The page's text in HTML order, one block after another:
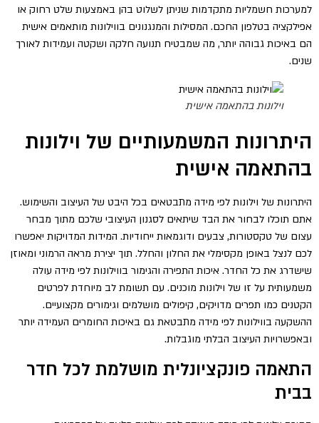
למערכות חשמליות מתקדמות שניתן לשלוט בהן באמצעות שלט רחוק או
אפילקציה בטלפון החכם. המסילות והמנגנונים בווילונות מותאמים אישית
הם באיכות גבוהה יותר, מה שמבטיח תנועה חלקה ושקטה ועמידות לאורך
שנים.
וילונות בהתאמה אישית
היתרונות המשמעותיים של וילונות
בהתאמה אישית
היתרונות של וילונות לפי מידה מתבטאים בכל היבט של העיצוב והשימוש.
אתם תוכלו לבחור את הבד שיתאים לסגנון העיצובי שלכם מתוך מבחר
עצום של טקסטורות, צבעים ודוגמאות ייחודיות. המידות המדויקות יאפשרו
לכם לנצל באופן מקסימלי את החלון והחלל. תוך יצירת מראה הרמוני ומאוזן
שישדרג את כל החדר. איכות התפירה והגימור בווילונות לפי מידה עולה
משמעותית על זו של וילונות מוכנים. עם תשומת לב מיוחדת לפרטים
הקטנים כמו תפרים מדויקים, קיפולים מושלמים וגימורים מקצועיים.
ההשקעה בווילונות לפי מידה מתבטאת גם באיכות החומרים העמידה יותר
ובאפשרויות העיצוב הבלתי מוגבלות.
התאמה פונקציונלית מושלמת לכל חדר
בבית